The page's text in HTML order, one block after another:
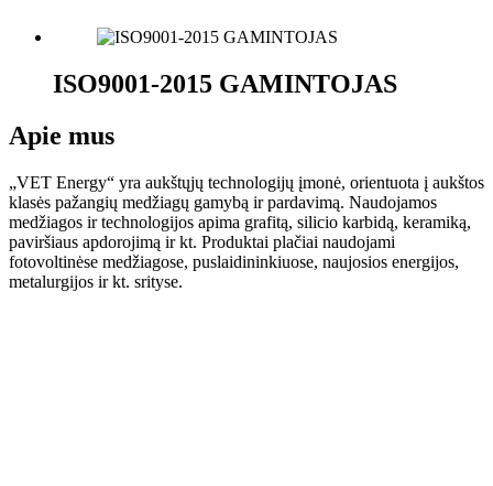
ISO9001-2015 GAMINTOJAS
Apie mus
„VET Energy“ yra aukštųjų technologijų įmonė, orientuota į aukštos
klasės pažangių medžiagų gamybą ir pardavimą. Naudojamos
medžiagos ir technologijos apima grafitą, silicio karbidą, keramiką,
paviršiaus apdorojimą ir kt. Produktai plačiai naudojami
fotovoltinėse medžiagose, puslaidininkiuose, naujosios energijos,
metalurgijos ir kt. srityse.